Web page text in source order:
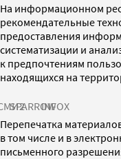
На информационном
рекомендательные
предоставления
систематизации и
к предпочтениям
находящихся на
SPARROWINFOX
Перепечатка
в том числе и в
письменного